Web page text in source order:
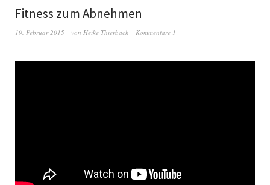
Fitness zum Abnehmen
19. Februar 2015 von Heike Thierbach Kommentare 1